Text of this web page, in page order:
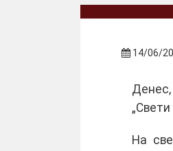
14/06/
На